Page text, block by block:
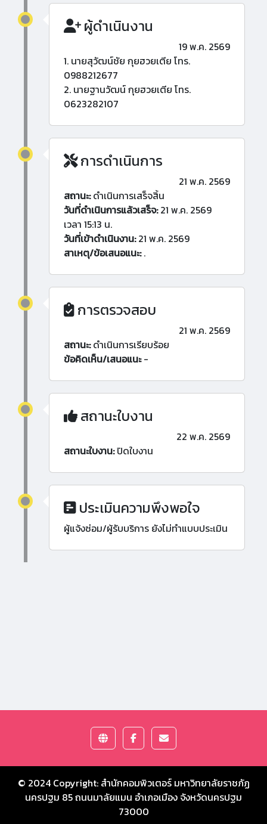
ผู้ดำเนินงาน
19 พ.ค. 2569
1. นายสุวัฒน์ชัย กุยฮวยเตีย โทร.
0988212677
2. นายฐานวัฒน์ กุยฮวยเตีย โทร.
0623282107
การดำเนินการ
21 พ.ค. 2569
สถานะ:ดำเนินการเสร็จสิ้น
วันที่ดำเนินการแล้วเสร็จ:21 พ.ค. 2569
เวลา 15:13 น.
วันที่เข้าดำเนินงาน:21 พ.ค. 2569
สาเหตุ/ข้อเสนอแนะ:.
การตรวจสอบ
21 พ.ค. 2569
สถานะ:ดำเนินการเรียบร้อย
ข้อคิดเห็น/เสนอแนะ-
สถานะใบงาน
22 พ.ค. 2569
สถานะใบงาน:ปิดใบงาน
ประเมินความพึงพอใจ
ผู้แจ้งซ่อม/ผู้รับบริการ ยังไม่ทำแบบประเมิน
© 2024 Copyright: สำนักคอมพิวเตอร์ มหาวิทยาลัยราชภัฏ
นครปฐม 85 ถนนมาลัยแมน อำเภอเมือง จังหวัดนครปฐม
73000